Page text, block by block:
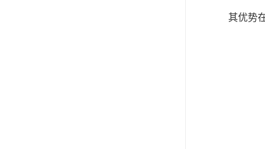
其优势